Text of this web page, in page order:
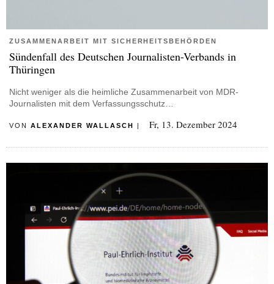
ZUSAMMENARBEIT MIT SICHERHEITSBEHÖRDEN
Sündenfall des Deutschen Journalisten-Verbands in
Thüringen
Nicht weniger als die heimliche Zusammenarbeit von MDR-
Journalisten mit dem Verfassungsschutz…
VON ALEXANDER WALLASCH Fr, 13. Dezember 2024